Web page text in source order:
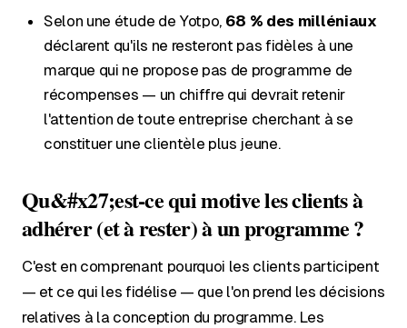
Selon une étude de Yotpo, 68 % des milléniaux
déclarent qu'ils ne resteront pas fidèles à une
marque qui ne propose pas de programme de
récompenses — un chiffre qui devrait retenir
l'attention de toute entreprise cherchant à se
constituer une clientèle plus jeune.
Qu&#x27;est-ce qui motive les clients à
adhérer (et à rester) à un programme ?
C'est en comprenant pourquoi les clients participent
— et ce qui les fidélise — que l'on prend les décisions
relatives à la conception du programme. Les